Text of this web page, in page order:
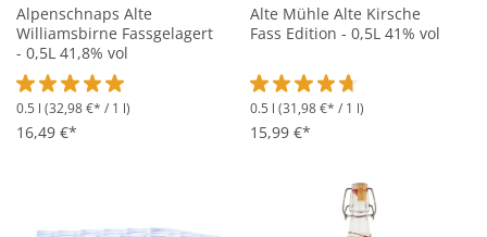
Alpenschnaps Alte
Williamsbirne Fassgelagert
- 0,5L 41,8% vol
Durchschnittliche Bewertung von 5 von 5 Sternen
0.5 l (32,98 €* / 1 l)
16,49 €*
Alte Mühle Alte Kirsche
Fass Edition - 0,5L 41% vol
Durchschnittliche Bewertung
0.5 l (31,98 €* / 1 l)
15,99 €*